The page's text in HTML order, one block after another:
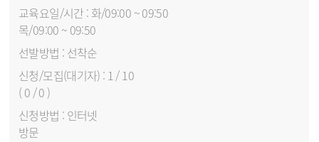
화/09:00 ~ 09:50
목/09:00 ~ 09:50
선착순
1 / 10
( 0 / 0 )
인터넷
방문